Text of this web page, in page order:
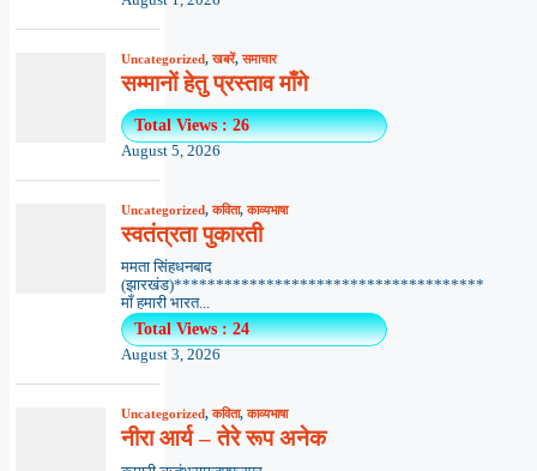
Uncategorized,खबरें,समाचार
सम्मानों हेतु प्रस्ताव माँगे
Total Views : 26
August 5, 2026
Uncategorized,कविता,काव्यभाषा
स्वतंत्रता पुकारती
ममता सिंहधनबाद
(झारखंड)*************************************
माँ हमारी भारत...
Total Views : 24
August 3, 2026
Uncategorized,कविता,काव्यभाषा
नीरा आर्य – तेरे रूप अनेक